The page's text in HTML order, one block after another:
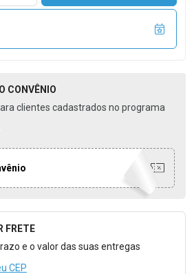
CONVÊNIO
clientes cadastrados no programa
Calcular o Frete
FRETE
e o valor das suas entregas
CEP